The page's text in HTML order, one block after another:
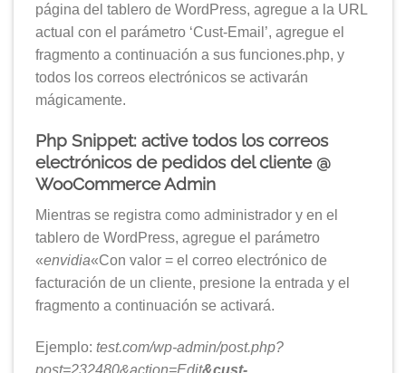
página del tablero de WordPress, agregue a la URL
actual con el parámetro ‘Cust-Email’, agregue el
fragmento a continuación a sus funciones.php, y
todos los correos electrónicos se activarán
mágicamente.
Php Snippet: active todos los correos
electrónicos de pedidos del cliente @
WooCommerce Admin
Mientras se registra como administrador y en el
tablero de WordPress, agregue el parámetro
«envidia«Con valor = el correo electrónico de
facturación de un cliente, presione la entrada y el
fragmento a continuación se activará.
Ejemplo: test.com/wp-admin/post.php?
post=232480&action=Edit&cust-